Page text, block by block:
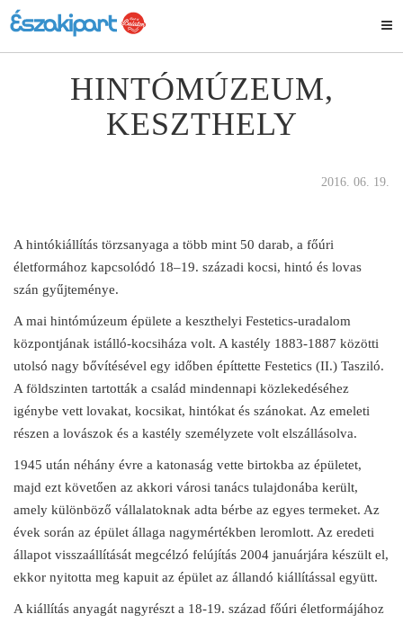
HINTÓMÚZEUM,
KESZTHELY
2016. 06. 19.
A hintókiállítás törzsanyaga a több mint 50 darab, a főúri
életformához kapcsolódó 18–19. századi kocsi, hintó és lovas
szán gyűjteménye.
A mai hintómúzeum épülete a keszthelyi Festetics-uradalom
központjának istálló-kocsiháza volt. A kastély 1883-1887 közötti
utolsó nagy bővítésével egy időben építtette Festetics (II.) Tasziló.
A földszinten tartották a család mindennapi közlekedéséhez
igénybe vett lovakat, kocsikat, hintókat és szánokat. Az emeleti
részen a lovászok és a kastély személyzete volt elszállásolva.
1945 után néhány évre a katonaság vette birtokba az épületet,
majd ezt követően az akkori városi tanács tulajdonába került,
amely különböző vállalatoknak adta bérbe az egyes termeket. Az
évek során az épület állaga nagymértékben leromlott. Az eredeti
állapot visszaállítását megcélzó felújítás 2004 januárjára készült el,
ekkor nyitotta meg kapuit az épület az állandó kiállítással együtt.
A kiállítás anyagát nagyrészt a 18-19. század főúri életformájához